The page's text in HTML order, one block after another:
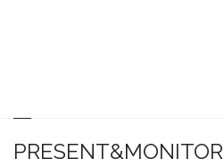
PRESENT&MONITOR